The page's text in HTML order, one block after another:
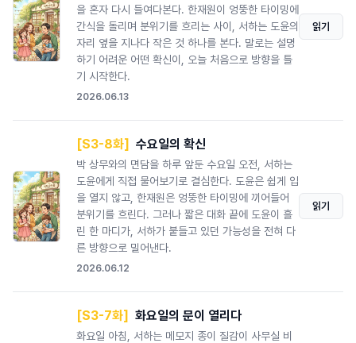
을 혼자 다시 들여다본다. 한재원이 엉뚱한 타이밍에
간식을 돌리며 분위기를 흐리는 사이, 서하는 도윤의
자리 옆을 지나다 작은 것 하나를 본다. 말로는 설명
하기 어려운 어떤 확신이, 오늘 처음으로 방향을 틀
기 시작한다.
2026.06.13
읽기
[S3-8화] 수요일의 확신
박 상무와의 면담을 하루 앞둔 수요일 오전, 서하는
도윤에게 직접 물어보기로 결심한다. 도윤은 쉽게 입
을 열지 않고, 한재원은 엉뚱한 타이밍에 끼어들어
분위기를 흐린다. 그러나 짧은 대화 끝에 도윤이 흘
린 한 마디가, 서하가 붙들고 있던 가능성을 전혀 다
른 방향으로 밀어낸다.
2026.06.12
읽기
[S3-7화] 화요일의 문이 열리다
화요일 아침, 서하는 메모지 종이 질감이 사무실 비